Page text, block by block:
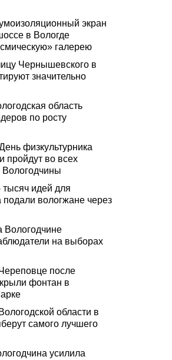
экран
в Вологде
галерею
Чернышевского в
значительно
область
по росту
физкультурника
пройдут во всех
Вологодчины
тысяч идей для
подали вологжане через
Вологодчине
на выборах
после
фонтан в
области в
самого лучшего
усилила